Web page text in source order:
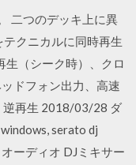
二つのデッキ上に異
クニカルに同時再生
生（シーク時）、クロ
ドフォン出力、高速
逆再生 2018/03/28 ダ
serato dj
ーディオ DJミキサー